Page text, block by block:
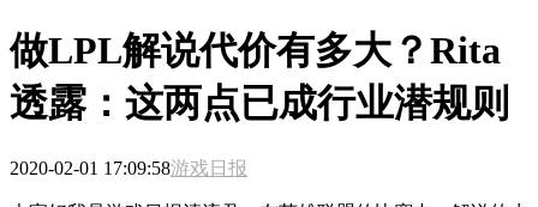
做LPL解说代价有多大？Rita
透露：这两点已成行业潜规则
2020-02-01 17:09:58游戏日报